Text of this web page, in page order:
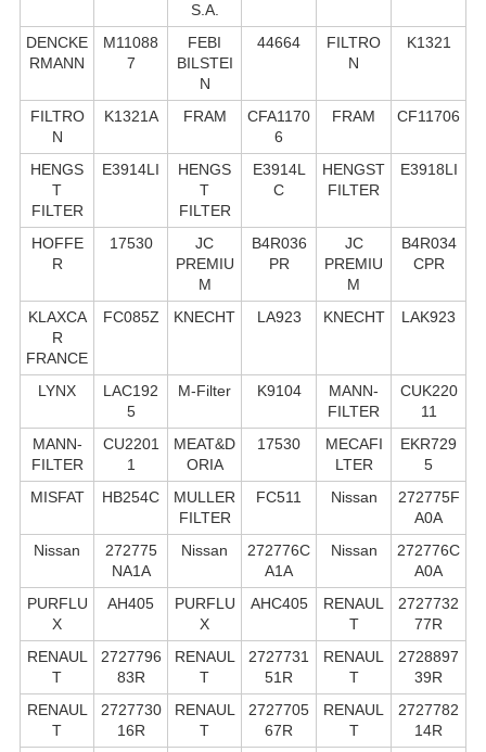
S.А.
DENCKE
RMANN
M11088
7
FEBI
BILSTEI
N
44664
FILTRO
N
K1321
FILTRO
N
K1321A FRAM
CFA1170
6
FRAM CF11706
HENGS
T
FILTER
E3914LI
HENGS
T
FILTER
E3914L
C
HENGST
FILTER
E3918LI
HOFFE
R
17530
JC
PREMIU
M
B4R036
PR
JC
PREMIU
M
B4R034
CPR
KLAXCA
R
FRANCE
FC085Z KNECHT LA923 KNECHT LAK923
LYNX
LAC192
5
M-Filter K9104
MANN-
FILTER
CUK220
11
MANN-
FILTER
CU2201
1
MEAT&D
ORIA
17530
MECAFI
LTER
EKR729
5
MISFAT
HB254C
MULLER
FILTER
FC511 Nissan
272775F
A0A
Nissan
272775
NA1A
Nissan
272776C
A1A
Nissan
272776C
A0A
PURFLU
X
AH405
PURFLU
X
AHC405
RENAUL
T
2727732
77R
RENAUL
T
2727796
83R
RENAUL
T
2727731
51R
RENAUL
T
2728897
39R
RENAUL
T
2727730
16R
RENAUL
T
2727705
67R
RENAUL
T
2727782
14R